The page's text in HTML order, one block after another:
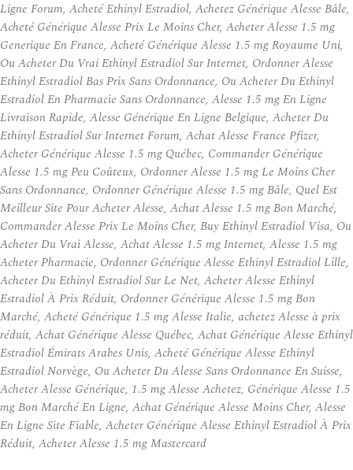
Ligne Forum, Acheté Ethinyl Estradiol, Achetez Générique Alesse Bâle,
Acheté Générique Alesse Prix Le Moins Cher, Acheter Alesse 1.5 mg
Generique En France, Acheté Générique Alesse 1.5 mg Royaume Uni,
Ou Acheter Du Vrai Ethinyl Estradiol Sur Internet, Ordonner Alesse
Ethinyl Estradiol Bas Prix Sans Ordonnance, Ou Acheter Du Ethinyl
Estradiol En Pharmacie Sans Ordonnance, Alesse 1.5 mg En Ligne
Livraison Rapide, Alesse Générique En Ligne Belgique, Acheter Du
Ethinyl Estradiol Sur Internet Forum, Achat Alesse France Pfizer,
Acheter Générique Alesse 1.5 mg Québec, Commander Générique
Alesse 1.5 mg Peu Coûteux, Ordonner Alesse 1.5 mg Le Moins Cher
Sans Ordonnance, Ordonner Générique Alesse 1.5 mg Bâle, Quel Est
Meilleur Site Pour Acheter Alesse, Achat Alesse 1.5 mg Bon Marché,
Commander Alesse Prix Le Moins Cher, Buy Ethinyl Estradiol Visa, Ou
Acheter Du Vrai Alesse, Achat Alesse 1.5 mg Internet, Alesse 1.5 mg
Acheter Pharmacie, Ordonner Générique Alesse Ethinyl Estradiol Lille,
Acheter Du Ethinyl Estradiol Sur Le Net, Acheter Alesse Ethinyl
Estradiol À Prix Réduit, Ordonner Générique Alesse 1.5 mg Bon
Marché, Acheté Générique 1.5 mg Alesse Italie, achetez Alesse à prix
réduit, Achat Générique Alesse Québec, Achat Générique Alesse Ethinyl
Estradiol Émirats Arabes Unis, Acheté Générique Alesse Ethinyl
Estradiol Norvège, Ou Acheter Du Alesse Sans Ordonnance En Suisse,
Acheter Alesse Générique, 1.5 mg Alesse Achetez, Générique Alesse 1.5
mg Bon Marché En Ligne, Achat Générique Alesse Moins Cher, Alesse
En Ligne Site Fiable, Acheter Générique Alesse Ethinyl Estradiol À Prix
Réduit, Acheter Alesse 1.5 mg Mastercard